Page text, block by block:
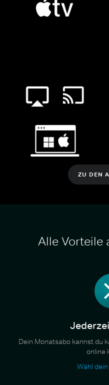
ZU DEN
Alle Vorteile
Dein Monatsabo kannst du
online
Wähl